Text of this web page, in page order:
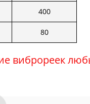
400
80
виброреек